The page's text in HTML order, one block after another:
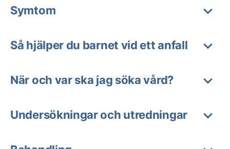
Symtom
Så hjälper du barnet vid ett anfall
När och var ska jag söka vård?
Undersökningar och utredningar